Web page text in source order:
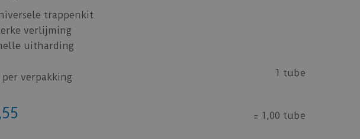
trappenkit
verlijming
uitharding
verpakking 1 tube
,55 = 1,00 tube